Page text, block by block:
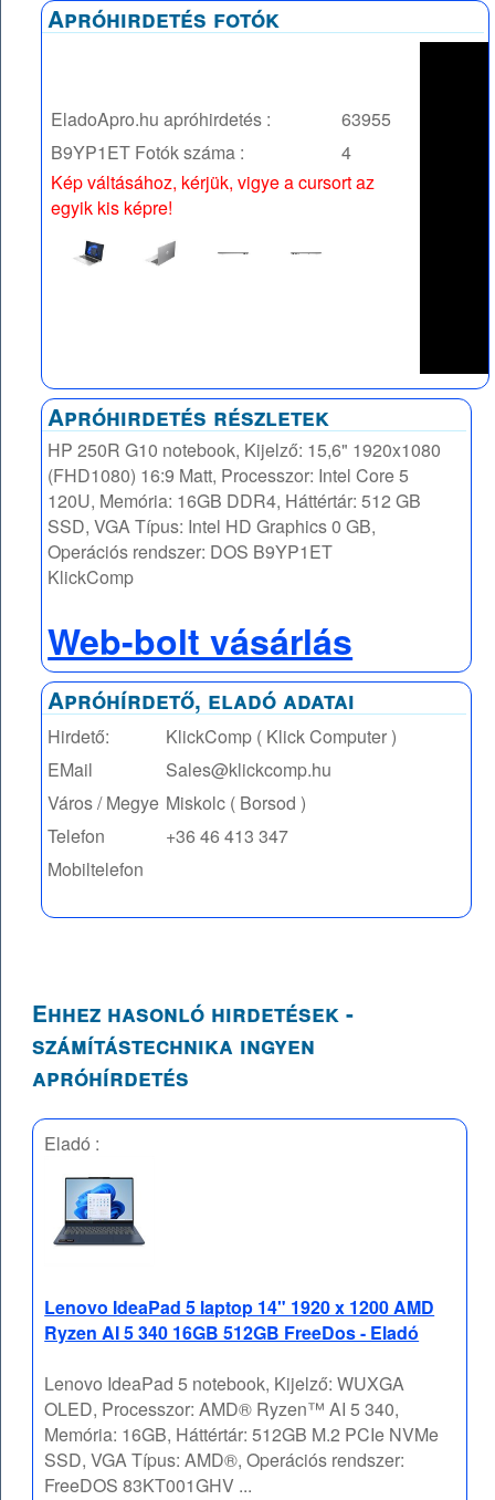
Apróhirdetés fotók
EladoApro.hu apróhirdetés :
63955
B9YP1ET Fotók száma :
4
Kép váltásához, kérjük, vigye a cursort az
egyik kis képre!
Apróhirdetés részletek
HP 250R G10 notebook, Kijelző: 15,6" 1920x1080
(FHD1080) 16:9 Matt, Processzor: Intel Core 5
120U, Memória: 16GB DDR4, Háttértár: 512 GB
SSD, VGA Típus: Intel HD Graphics 0 GB,
Operációs rendszer: DOS B9YP1ET
KlickComp
Web-bolt vásárlás
Apróhírdető, eladó adatai
Hirdető:
KlickComp ( Klick Computer )
EMail
Sales@klickcomp.hu
Város / Megye Miskolc ( Borsod )
Telefon
+36 46 413 347
Mobiltelefon
Ehhez hasonló hirdetések -
számítástechnika ingyen
apróhírdetés
Eladó :
Lenovo IdeaPad 5 laptop 14" 1920 x 1200 AMD
Ryzen AI 5 340 16GB 512GB FreeDos - Eladó
Lenovo IdeaPad 5 notebook, Kijelző: WUXGA
OLED, Processzor: AMD® Ryzen™ AI 5 340,
Memória: 16GB, Háttértár: 512GB M.2 PCIe NVMe
SSD, VGA Típus: AMD®, Operációs rendszer:
FreeDOS 83KT001GHV ...